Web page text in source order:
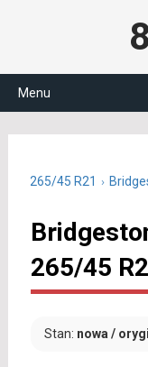
Menu
265/45 R21
265/45
Stan: nowa /